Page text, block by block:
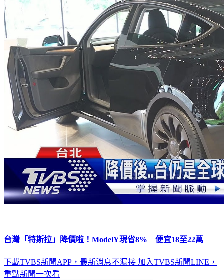
台灣「特斯拉」降價啦！ModelY現省8% 便宜18至22萬
下載TVBS新聞APP，最新消息不漏接 加入TVBS新聞LINE，
重點新聞一次看